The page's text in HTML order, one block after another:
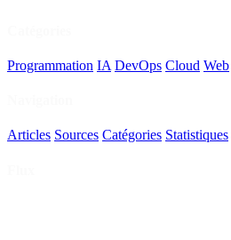
Programmation IA DevOps Cloud Web
Articles Sources Catégories Statistiques